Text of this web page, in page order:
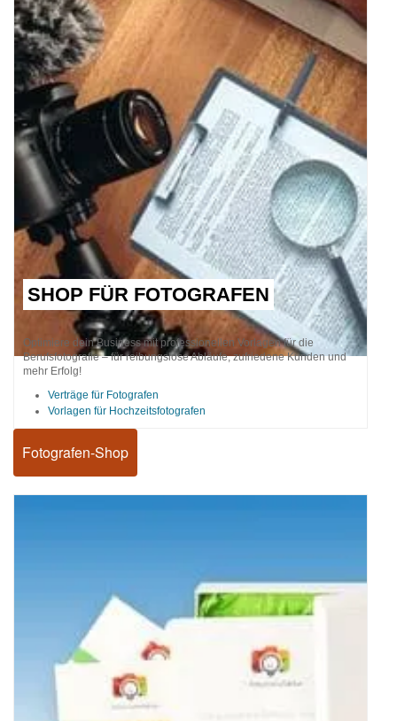
SHOP FÜR FOTOGRAFEN
Optimiere dein Business mit professionellen Vorlagen für die
Berufsfotografie – für reibungslose Abläufe, zufriedene Kunden und
mehr Erfolg!
Verträge für Fotografen
Vorlagen für Hochzeitsfotografen
Fotografen-Shop